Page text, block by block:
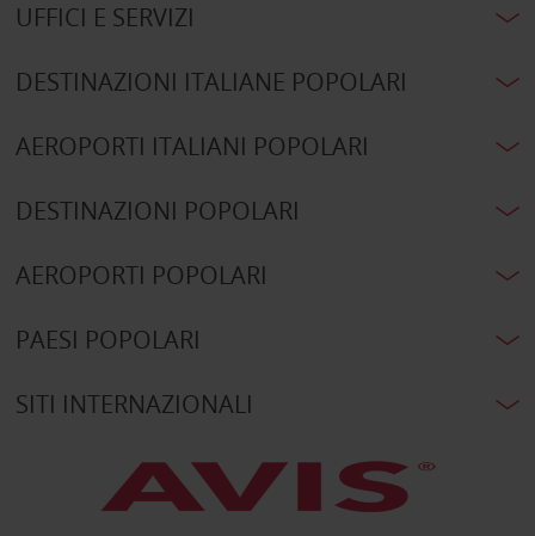
UFFICI E SERVIZI
DESTINAZIONI ITALIANE POPOLARI
AEROPORTI ITALIANI POPOLARI
DESTINAZIONI POPOLARI
AEROPORTI POPOLARI
PAESI POPOLARI
SITI INTERNAZIONALI